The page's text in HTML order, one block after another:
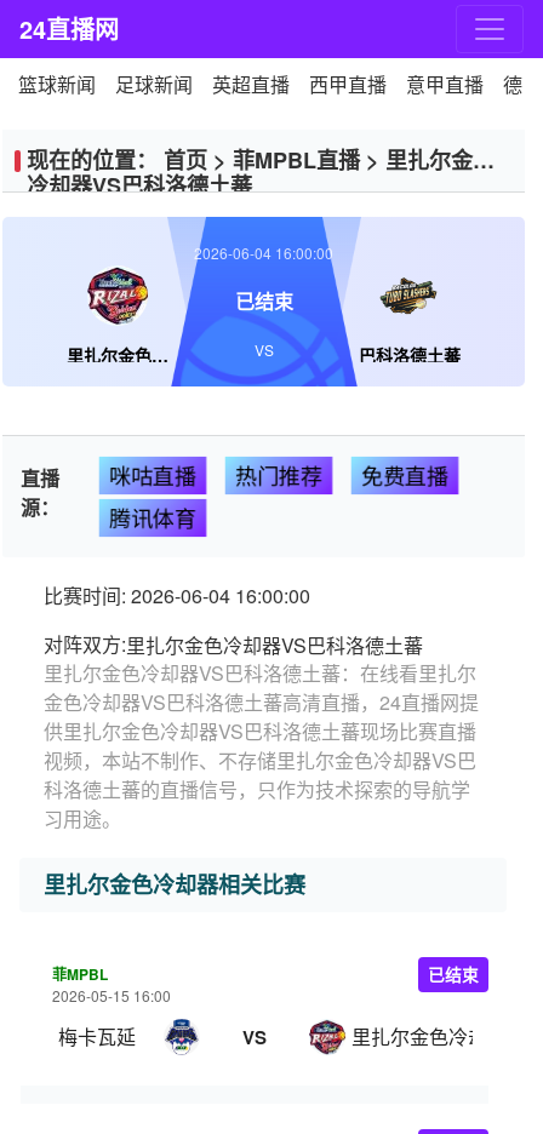
24直播网
篮球新闻 足球新闻 英超直播 西甲直播 意甲直播 德
现在的位置： 首页 > 菲MPBL直播> 里扎尔金色
冷却器VS巴科洛德土蕃
里扎尔金色冷却器 巴科洛德土蕃
2026-06-04 16:00:00
已结束
VS
直播
源：
咪咕直播 热门推荐 免费直播
腾讯体育
比赛时间: 2026-06-04 16:00:00
对阵双方:里扎尔金色冷却器VS巴科洛德土蕃
里扎尔金色冷却器VS巴科洛德土蕃：在线看里扎尔
金色冷却器VS巴科洛德土蕃高清直播，24直播网提
供里扎尔金色冷却器VS巴科洛德土蕃现场比赛直播
视频，本站不制作、不存储里扎尔金色冷却器VS巴
科洛德土蕃的直播信号，只作为技术探索的导航学
习用途。
里扎尔金色冷却器相关比赛
菲MPBL
2026-05-15 16:00
梅卡瓦延 VS 里扎尔金色冷却器
已结束